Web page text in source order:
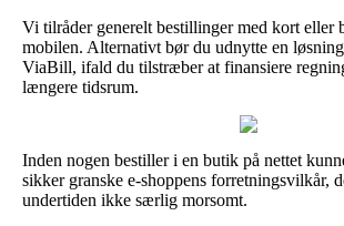
Vi tilråder generelt bestillinger med kort eller
mobilen. Alternativt bør du udnytte en
ViaBill, ifald du tilstræber at finansiere
længere tidsrum.
Inden nogen bestiller i en butik på nettet
sikker granske e-shoppens forretningsvilkår,
undertiden ikke særlig morsomt.